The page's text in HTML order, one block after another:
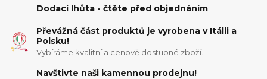
Dodací lhůta - čtěte před objednáním
Převážná část produktů je vyrobena v Itálii a
Polsku!
Vybíráme kvalitní a cenově dostupné zboží.
Navštivte naši kamennou prodejnu!